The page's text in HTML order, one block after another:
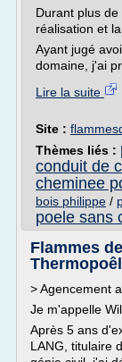
Durant plus
réalisation et
Ayant jugé
domaine, j'ai
Lire la suite
Site :
Thèmes liés :
conduit de
cheminee
bois philippe /
poele sans
Flammes
> Agencement
Je m'appelle
Après 5 ans
LANG, titulaire